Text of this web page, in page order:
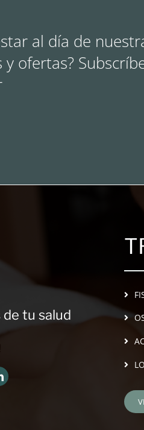
al día de
y ofertas?
tu salud